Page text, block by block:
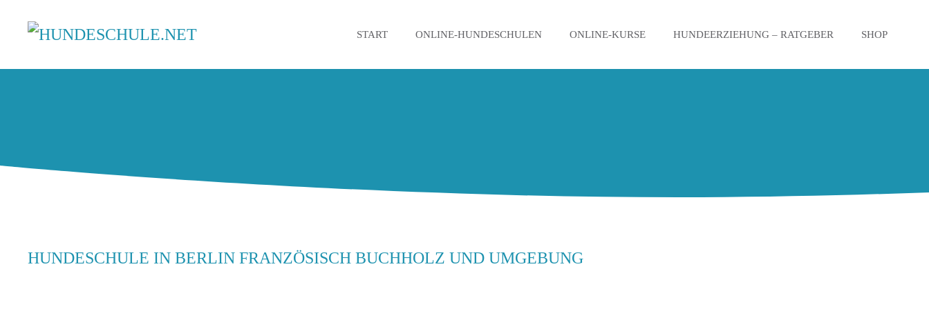
START ONLINE-HUNDESCHULEN ONLINE-KURSE HUNDEERZIEHUNG – RATGEBER SHOP
HUNDESCHULE IN BERLIN FRANZÖSISCH BUCHHOLZ UND UMGEBUNG